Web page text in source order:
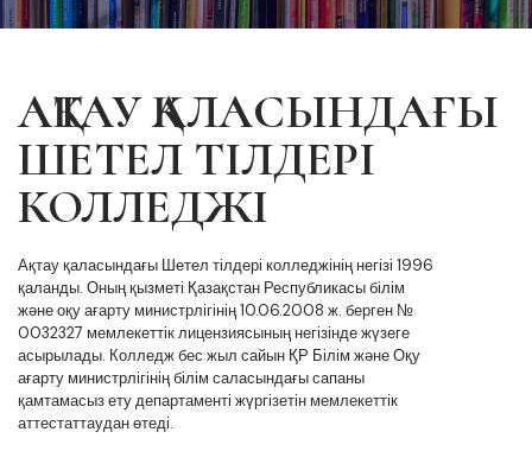
АҚТАУ ҚАЛАСЫНДАҒЫ
ШЕТЕЛ ТІЛДЕРІ
КОЛЛЕДЖІ
Ақтау қаласындағы Шетел тілдері колледжінің негізі 1996
қаланды. Оның қызметі Қазақстан Республикасы білім
және оқу ағарту министрлігінің 10.06.2008 ж. берген №
0032327 мемлекеттік лицензиясының негізінде жүзеге
асырылады. Колледж бес жыл сайын ҚР Білім және Оқу
ағарту министрлігінің білім саласындағы сапаны
қамтамасыз ету департаменті жүргізетін мемлекеттік
аттестаттаудан өтеді.